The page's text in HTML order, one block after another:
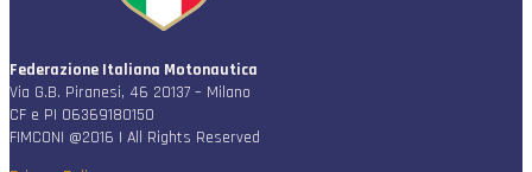
Federazione Italiana Motonautica
Via G.B. Piranesi, 46 20137 – Milano
CF e PI 06369180150
FIMCONI @2016 | All Rights Reserved